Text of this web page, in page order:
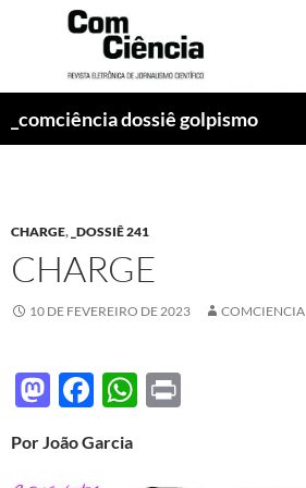
_comciência dossiê golpismo
CHARGE, _DOSSIÊ 241
CHARGE
10 DE FEVEREIRO DE 2023 COMCIENCIA
M
to
F
e
W
Por João Garcia